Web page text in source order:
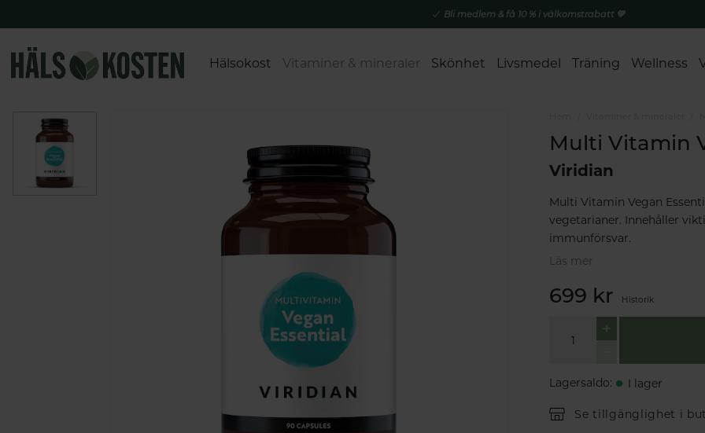
Bli medlem & få 10 % i välkomstrabatt 💚
Hälsokost Vitaminer & mineraler Skönhet Livsmedel Träning Wellness
Multi Vitamin
Viridian
Multi Vitamin Vegan
vegetarianer. Innehåller
immunförsvar.
Läs mer
699 kr Historik
Lagersaldo: I lager
Se tillgänglighet i